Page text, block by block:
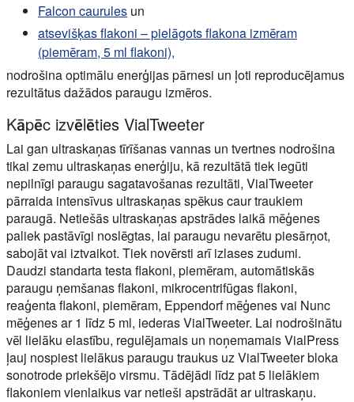
Falcon caurules un
atsevišķas flakoni – pielāgots flakona izmēram
(piemēram, 5 ml flakoni),
nodrošina optimālu enerģijas pārnesi un ļoti reproducējamus
rezultātus dažādos paraugu izmēros.
Kāpēc izvēlēties VialTweeter
Lai gan ultraskaņas tīrīšanas vannas un tvertnes nodrošina
tikai zemu ultraskaņas enerģiju, kā rezultātā tiek iegūti
nepilnīgi paraugu sagatavošanas rezultāti, VialTweeter
pārraida intensīvus ultraskaņas spēkus caur traukiem
paraugā. Netiešās ultraskaņas apstrādes laikā mēģenes
paliek pastāvīgi noslēgtas, lai paraugu nevarētu piesārņot,
sabojāt vai iztvaikot. Tiek novērsti arī izlases zudumi.
Daudzi standarta testa flakoni, piemēram, automātiskās
paraugu ņemšanas flakoni, mikrocentrifūgas flakoni,
reaģenta flakoni, piemēram, Eppendorf mēģenes vai Nunc
mēģenes ar 1 līdz 5 ml, iederas VialTweeter. Lai nodrošinātu
vēl lielāku elastību, regulējamais un noņemamais VialPress
ļauj nospiest lielākus paraugu traukus uz VialTweeter bloka
sonotrode priekšējo virsmu. Tādējādi līdz pat 5 lielākiem
flakoniem vienlaikus var netieši apstrādāt ar ultraskaņu.